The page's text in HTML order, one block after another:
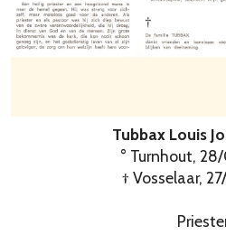
Tubbax Louis
° Turnhout,
† Vosselaar,